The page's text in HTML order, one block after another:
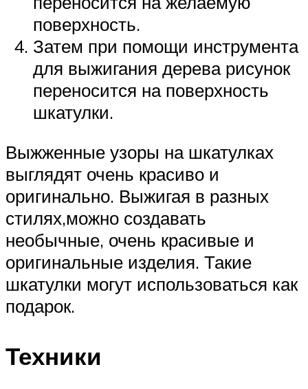
поверхность.
Затем при помощи инструмента
для выжигания дерева рисунок
переносится на поверхность
шкатулки.
Выжженные узоры на шкатулках
выглядят очень красиво и
оригинально. Выжигая в разных
стилях,можно создавать
необычные, очень красивые и
оригинальные изделия. Такие
шкатулки могут использоваться как
подарок.
Техники